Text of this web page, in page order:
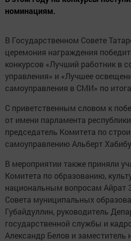
номинациям.
В Государственном Совете
церемония награждения
конкурсов «Лучший работник в
управления» и «Лучшее
самоуправления в СМИ» по
С приветственным словом к
от имени парламента
председатель Комитета по
самоуправлению Альберт
В мероприятии также приняли
Комитета по образованию,
национальным вопросам Айрат
Совета муниципальных
Губайдуллин, руководитель
государственной службы и
Александр Белов и заместитель